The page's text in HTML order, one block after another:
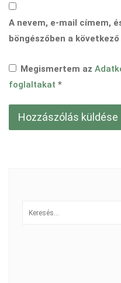
A nevem, e-mail címem,
böngészőben a
Megismertem az
foglaltakat *